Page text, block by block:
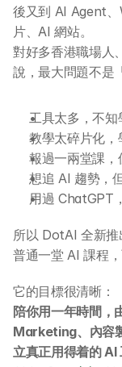
後又到 AI Agent
片、AI 網站。
對好多香港職場人
說，最大問題不是
工具太多，不知
教學太碎片化
報過一兩堂課
想追 AI 趨勢，
用過 ChatGPT
所以 DotAI 全新推
普通一堂 AI 課程
它的目標很清晰：
陪你用一年時間，
Marketing、內容
立真正用得着的 AI